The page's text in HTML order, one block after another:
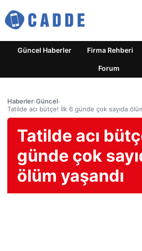
Güncel Haberler Firma Rehberi
Forum
Haberler›Güncel›
Tatilde acı bütçe! İlk 6 günde çok sayıda
Tatilde acı
günde çok
ölüm yaşandı